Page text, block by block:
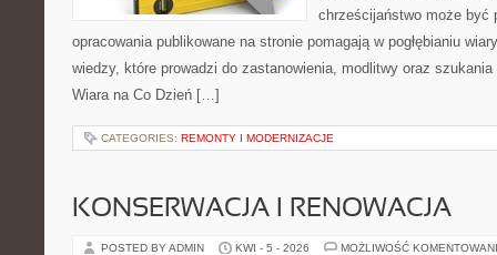
chrześcijaństwo może być
opracowania publikowane na stronie pomagają w pogłębianiu
wiedzy, które prowadzi do zastanowienia, modlitwy oraz
Wiara na Co Dzień […]
CATEGORIES: REMONTY I MODERNIZACJE
KONSERWACJA I RENOWACJA
POSTED BY ADMIN KWI - 5 - 2026 MOŻLIWOŚĆ